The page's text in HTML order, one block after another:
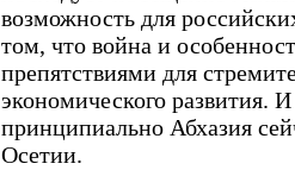
возможность для
том, что война и
препятствиями для
экономического развития.
принципиально Абхазия
Осетии.